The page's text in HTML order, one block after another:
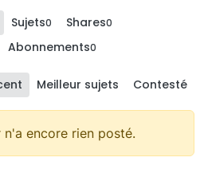
Sujets0 Shares0
Abonnements0
Meilleur sujets Contesté
encore rien posté.